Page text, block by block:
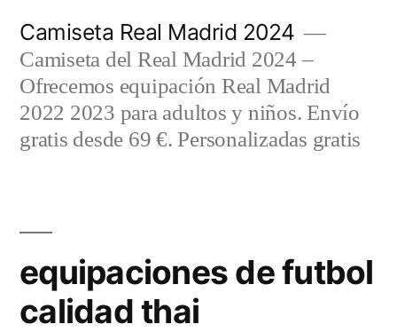
contenido
Camiseta Real Madrid 2024
Camiseta del Real Madrid 2024 –
Ofrecemos equipación Real Madrid
2022 2023 para adultos y niños. Envío
gratis desde 69 €. Personalizadas gratis
equipaciones de futbol
calidad thai